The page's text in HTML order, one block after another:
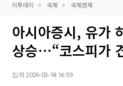
이투데이 국제 국제경제
아시아증시, 유가
상승⋯“코스피가
입력 2026-03-18 16:59